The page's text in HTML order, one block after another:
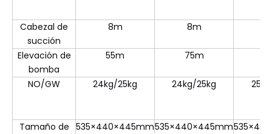
Cabezal de
succión
8m 8m
Elevación de
bomba
55m 75m
NO/GW 24kg/25kg 24kg/25kg
Tamaño de 535×440×445mm535×440×445mm